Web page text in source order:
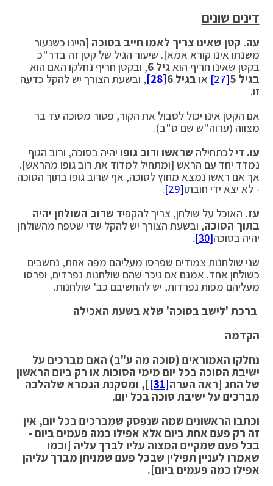
דינים שונים
עה. קטן שאינו צריך לאמו חייב בסוכה [היינו כשנעור
משנתו אינו קורא אמא]. שיעור הגיל של קטן זה בדר"כ
בקטן שאינו חריף הואגיל 6 , ובקטן חריף נחלקו האם הוא
בגיל 5
[27] או בגיל 6 [28]
, ובשעת הצורך יש להקל כדעה
זו.
אם הקטן אינו יכול לסבול את הקור, פטור מסוכה עד בר
מצווה (ערוה"ש שם ס"ב).
עו. די לכתחילה שראשו ורוב גופו יהיה בסוכה, ורוב הגוף
נמדד יחד עם הראש [ומתחיל למדוד את רוב גופו מהראש].
אך אם ראשו נמצא מחוץ לסוכה, אף שרוב גופו בתוך הסוכה
- לא יצא ידי חובתו[29]
.
עז. האוכל על שולחן, צריך להקפיד שרוב השולחן יהיה
בתוך הסוכה, ובשעת הצורך יש להקל שדי שטפח מהשולחן
יהיה בסוכה[30]
.
שני שולחנות צמודים שפרסו מעליהם מפה אחת, נחשבים
כשולחן אחד. אמנם אם ניכר שהם שולחנות נפרדים, ופרסו
מעליהם מפות נפרדות, יש להחשיבם כב' שולחנות.
ברכת 'לישב בסוכה' שלא בשעת האכילה
הקדמה
נחלקו האמוראים (סוכה מה ע"ב) האם מברכים על
ישיבת הסוכה בכל יום מימי הסוכות או רק ביום הראשון
של החג [ראה הערה[31]
], ומסקנת הגמרא שלהלכה
מברכים על ישיבת סוכה בכל יום.
וכתבו הראשונים שמה שנפסק שמברכים בכל יום, אין
זה רק פעם אחת ביום אלא אפילו כמה פעמים ביום -
בכל פעם שמקיים המצוה עליו לברך עליה [וכמו
שאמרו לעניין תפילין שבכל פעם שמניחן מברך עליהן
אפילו כמה פעמים ביום].